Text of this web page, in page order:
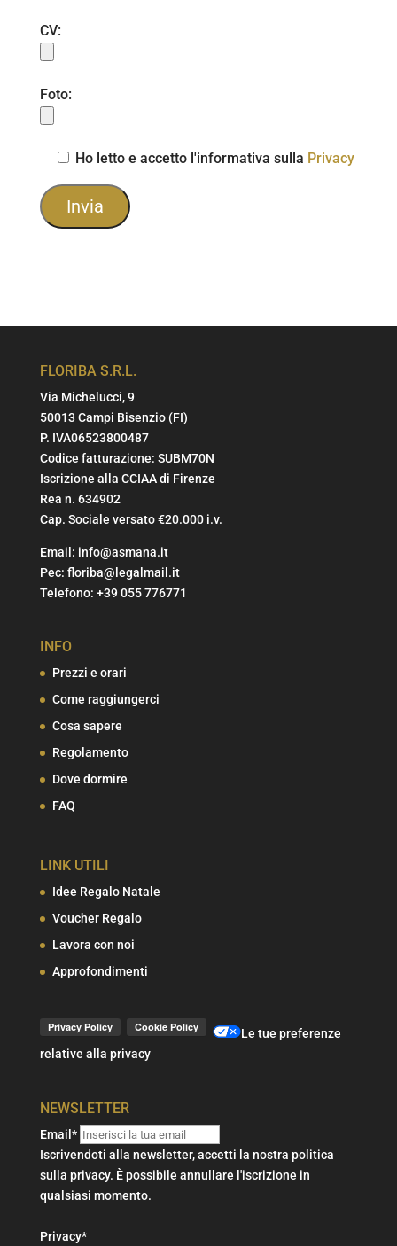
CV:
Foto:
Ho letto e accetto l'informativa sulla Privacy
FLORIBA S.R.L.
Via Michelucci, 9
50013 Campi Bisenzio (FI)
P. IVA06523800487
Codice fatturazione: SUBM70N
Iscrizione alla CCIAA di Firenze
Rea n. 634902
Cap. Sociale versato €20.000 i.v.
Email: info@asmana.it
Pec: floriba@legalmail.it
Telefono: +39 055 776771
INFO
Prezzi e orari
Come raggiungerci
Cosa sapere
Regolamento
Dove dormire
FAQ
LINK UTILI
Idee Regalo Natale
Voucher Regalo
Lavora con noi
Approfondimenti
Le tue preferenze
relative alla privacy
NEWSLETTER
Email*
Iscrivendoti alla newsletter, accetti la nostra politica
sulla privacy. È possibile annullare l'iscrizione in
qualsiasi momento.
Privacy*